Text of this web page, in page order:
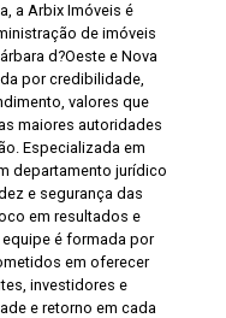
a Arbix Imóveis é
de imóveis
d?Oeste e Nova
por credibilidade,
valores que
maiores autoridades
Especializada em
departamento jurídico
e segurança das
em resultados e
é formada por
em oferecer
investidores e
e retorno em cada